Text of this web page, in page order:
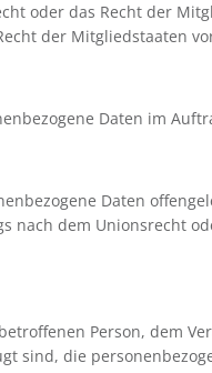
oder das Recht der
der Mitgliedstaaten
Daten im
Daten
dem Unionsrecht
Person, dem
sind, die